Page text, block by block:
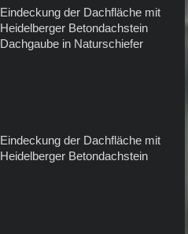
Eindeckung der Dachfläche mit
Heidelberger Betondachstein
Dachgaube in Naturschiefer
Eindeckung der Dachfläche mit
Heidelberger Betondachstein